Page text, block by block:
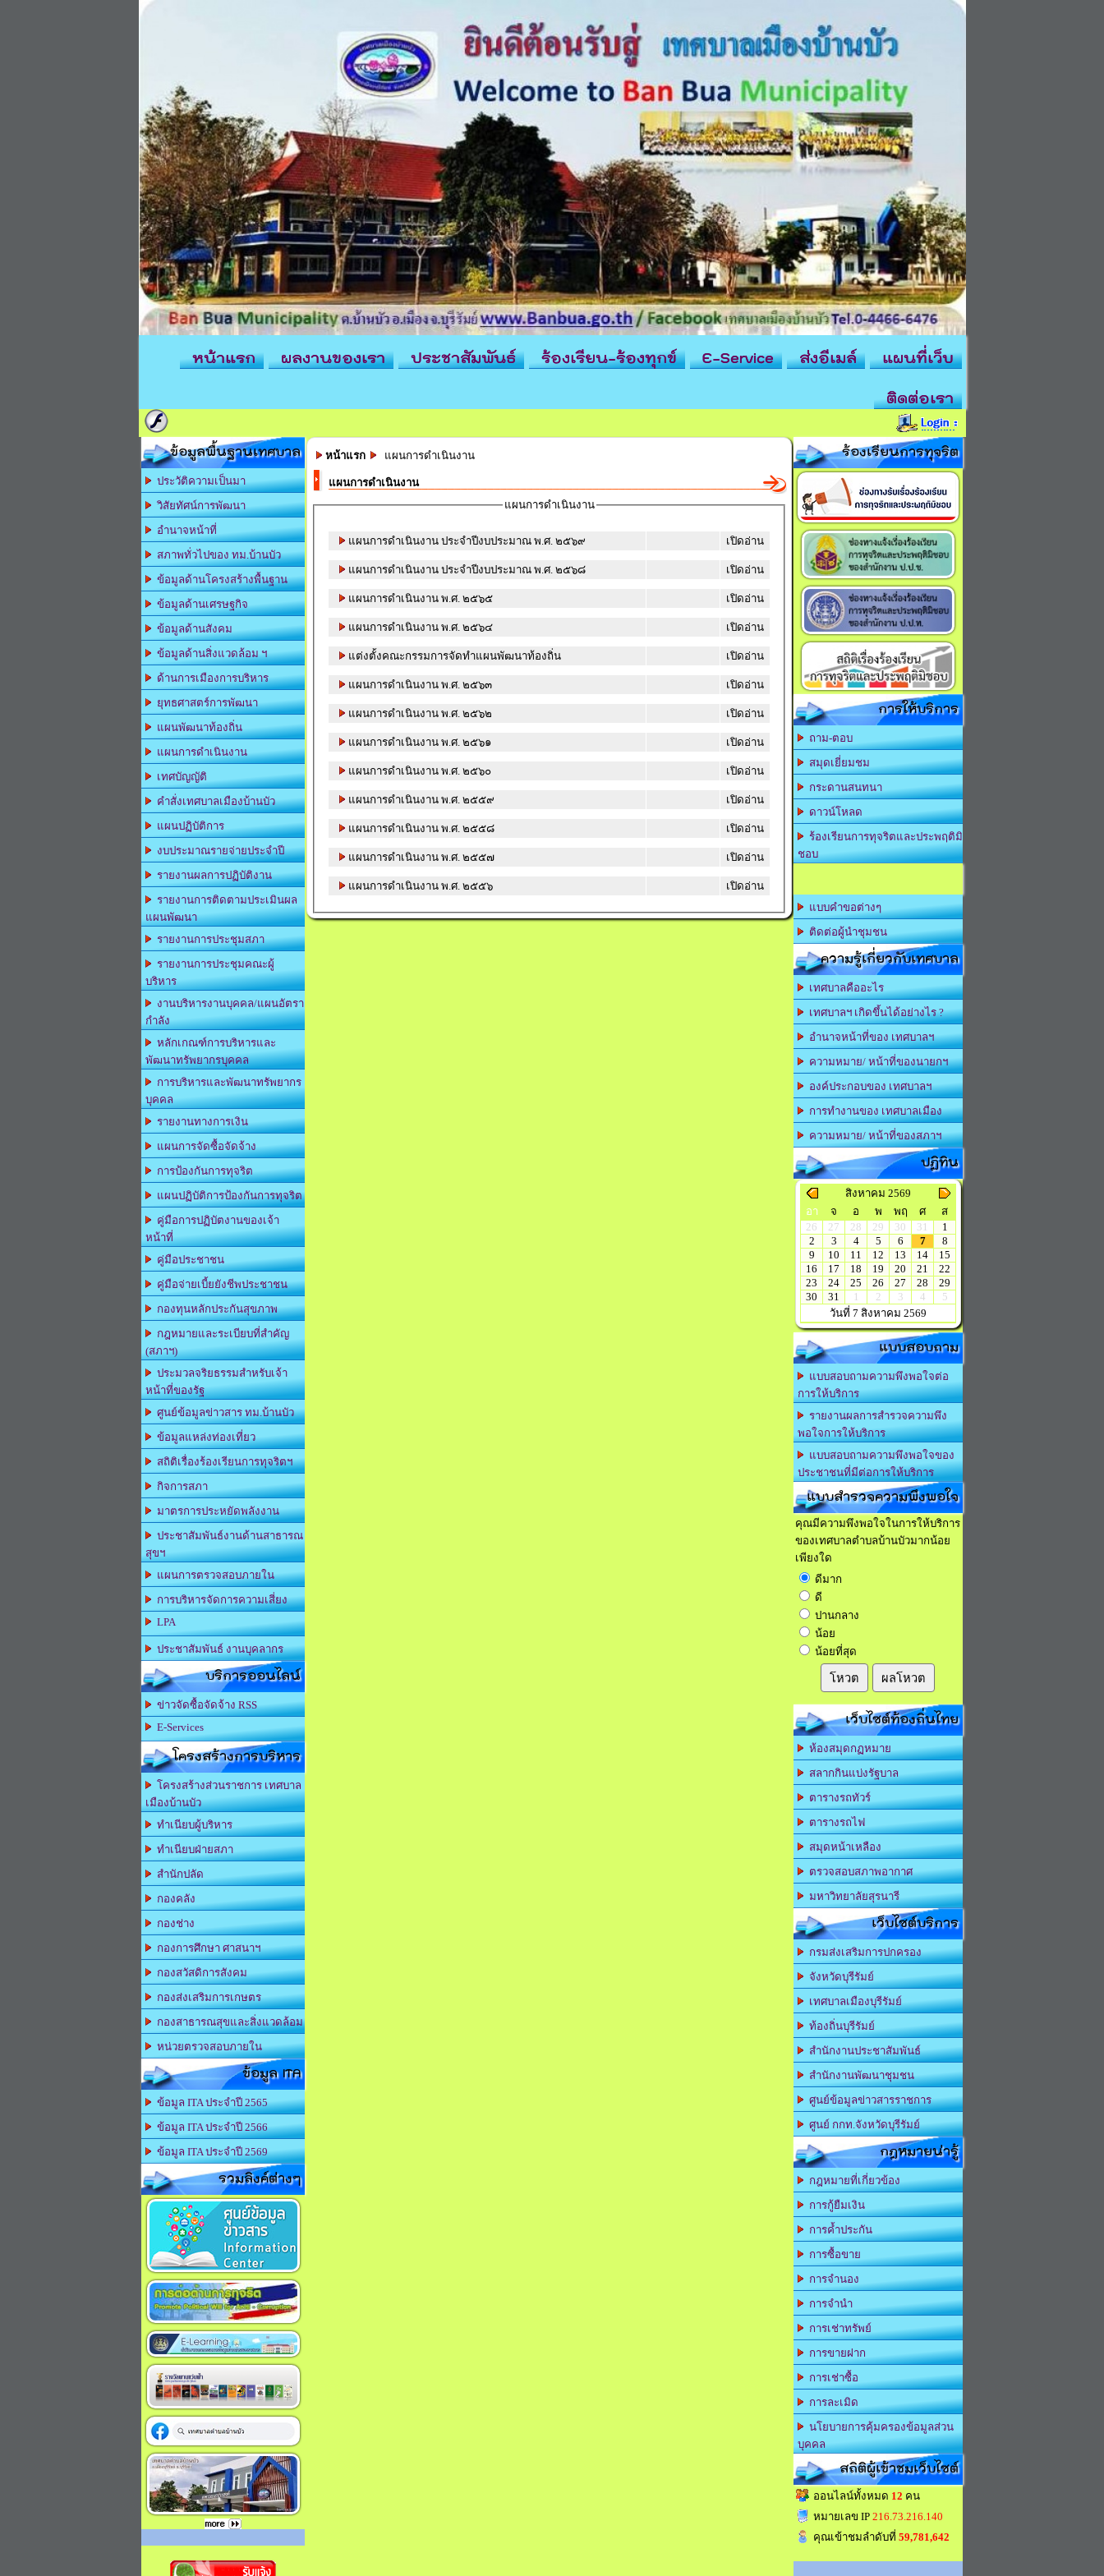
หน้าแรก ผลงานของเรา ประชาสัมพันธ์ ร้องเรียน-ร้องทุกข์ E-Service ส่งอีเมล์
แผนที่เว็บ
ติดต่อเรา
ข้อมูลพื้นฐานเทศบาล
ประวัติความเป็นมา
วิสัยทัศน์การพัฒนา
อำนาจหน้าที่
สภาพทั่วไปของ ทม.บ้านบัว
ข้อมูลด้านโครงสร้างพื้นฐาน
ข้อมูลด้านเศรษฐกิจ
ข้อมูลด้านสังคม
ข้อมูลด้านสิ่งแวดล้อม ฯ
ด้านการเมืองการบริหาร
ยุทธศาสตร์การพัฒนา
แผนพัฒนาท้องถิ่น
แผนการดำเนินงาน
เทศบัญญัติ
คำสั่งเทศบาลเมืองบ้านบัว
แผนปฏิบัติการ
งบประมาณรายจ่ายประจำปี
รายงานผลการปฏิบัติงาน
รายงานการติดตามประเมินผล
แผนพัฒนา
รายงานการประชุมสภา
รายงานการประชุมคณะผู้
บริหาร
งานบริหารงานบุคคล/แผนอัตรา
กำลัง
หลักเกณฑ์การบริหารและ
พัฒนาทรัพยากรบุคคล
การบริหารและพัฒนาทรัพยากร
บุคคล
รายงานทางการเงิน
แผนการจัดซื้อจัดจ้าง
การป้องกันการทุจริต
แผนปฏิบัติการป้องกันการทุจริต
คู่มือการปฏิบัตงานของเจ้า
หน้าที่
คู่มือประชาชน
คู่มือจ่ายเบี้ยยังชีพประชาชน
กองทุนหลักประกันสุขภาพ
กฎหมายและระเบียบที่สำคัญ
(สภาฯ)
ประมวลจริยธรรมสำหรับเจ้า
หน้าที่ของรัฐ
ศูนย์ข้อมูลข่าวสาร ทม.บ้านบัว
ข้อมูลแหล่งท่องเที่ยว
สถิติเรื่องร้องเรียนการทุจริตฯ
กิจการสภา
มาตรการประหยัดพลังงาน
ประชาสัมพันธ์งานด้านสาธารณ
สุขฯ
แผนการตรวจสอบภายใน
การบริหารจัดการความเสี่ยง
LPA
ประชาสัมพันธ์ งานบุคลากร
บริการออนไลน์
ข่าวจัดซื้อจัดจ้าง RSS
E-Services
โครงสร้างการบริหาร
โครงสร้างส่วนราชการ เทศบาล
เมืองบ้านบัว
ทำเนียบผู้บริหาร
ทำเนียบฝ่ายสภา
สำนักปลัด
กองคลัง
กองช่าง
กองการศึกษา ศาสนาฯ
กองสวัสดิการสังคม
กองส่งเสริมการเกษตร
กองสาธารณสุขและสิ่งแวดล้อม
หน่วยตรวจสอบภายใน
ข้อมูล ITA
ข้อมูล ITA ประจำปี 2565
ข้อมูล ITA ประจำปี 2566
ข้อมูล ITA ประจำปี 2569
รวมลิงค์ต่างๆ
หน้าแรก แผนการดำเนินงาน
แผนการดำเนินงาน
แผนการดำเนินงาน
แผนการดำเนินงาน ประจำปีงบประมาณ พ.ศ. ๒๕๖๙ เปิดอ่าน
แผนการดำเนินงาน ประจำปีงบประมาณ พ.ศ. ๒๕๖๘ เปิดอ่าน
แผนการดำเนินงาน พ.ศ. ๒๕๖๕ เปิดอ่าน
แผนการดำเนินงาน พ.ศ. ๒๕๖๔ เปิดอ่าน
แต่งตั้งคณะกรรมการจัดทำแผนพัฒนาท้องถิ่น เปิดอ่าน
แผนการดำเนินงาน พ.ศ. ๒๕๖๓ เปิดอ่าน
แผนการดำเนินงาน พ.ศ. ๒๕๖๒ เปิดอ่าน
แผนการดำเนินงาน พ.ศ. ๒๕๖๑ เปิดอ่าน
แผนการดำเนินงาน พ.ศ. ๒๕๖๐ เปิดอ่าน
แผนการดำเนินงาน พ.ศ. ๒๕๕๙ เปิดอ่าน
แผนการดำเนินงาน พ.ศ. ๒๕๕๘ เปิดอ่าน
แผนการดำเนินงาน พ.ศ. ๒๕๕๗ เปิดอ่าน
แผนการดำเนินงาน พ.ศ. ๒๕๕๖ เปิดอ่าน
ร้องเรียนการทุจริต
การให้บริการ
ถาม-ตอบ
สมุดเยี่ยมชม
กระดานสนทนา
ดาวน์โหลด
ร้องเรียนการทุจริตและประพฤติมิ
ชอบ
แบบคำขอต่างๆ
ติดต่อผู้นำชุมชน
ความรู้เกี่ยวกับเทศบาล
เทศบาลคืออะไร
เทศบาลฯ เกิดขึ้นได้อย่างไร ?
อำนาจหน้าที่ของ เทศบาลฯ
ความหมาย/ หน้าที่ของนายกฯ
องค์ประกอบของ เทศบาลฯ
การทำงานของ เทศบาลเมือง
ความหมาย/ หน้าที่ของสภาฯ
ปฏิทิน
สิงหาคม 2569
อา
จ อ พ พฤ ศ
ส
26
27 28 29 30 31
1
2
3 4 5 6 7
8
9
10 11 12 13 14
15
16
17 18 19 20 21
22
23
24 25 26 27 28
29
30
31 1 2 3 4
5
วันที่ 7 สิงหาคม 2569
แบบสอบถาม
แบบสอบถามความพึงพอใจต่อ
การให้บริการ
รายงานผลการสำรวจความพึง
พอใจการให้บริการ
แบบสอบถามความพึงพอใจของ
ประชาชนที่มีต่อการให้บริการ
แบบสำรวจความพึงพอใจ
คุณมีความพึงพอใจในการให้บริการ
ของเทศบาลตำบลบ้านบัวมากน้อย
เพียงใด
ดีมาก
ดี
ปานกลาง
น้อย
น้อยที่สุด
โหวต ผลโหวต
เว็บไซต์ท้องถิ่นไทย
ห้องสมุดกฏหมาย
สลากกินแบ่งรัฐบาล
ตารางรถทัวร์
ตารางรถไฟ
สมุดหน้าเหลือง
ตรวจสอบสภาพอากาศ
มหาวิทยาลัยสุรนารี
เว็บไซต์บริการ
กรมส่งเสริมการปกครอง
จังหวัดบุรีรัมย์
เทศบาลเมืองบุรีรัมย์
ท้องถิ่นบุรีรัมย์
สำนักงานประชาสัมพันธ์
สำนักงานพัฒนาชุมชน
ศูนย์ข้อมูลข่าวสารราชการ
ศูนย์ กกท.จังหวัดบุรีรัมย์
กฎหมายน่ารู้
กฎหมายที่เกี่ยวข้อง
การกู้ยืมเงิน
การค้ำประกัน
การซื้อขาย
การจำนอง
การจำนำ
การเช่าทรัพย์
การขายฝาก
การเช่าซื้อ
การละเมิด
นโยบายการคุ้มครองข้อมูลส่วน
บุคคล
สถิติผู้เข้าชมเว็บไซต์
ออนไลน์ทั้งหมด 12 คน
หมายเลข IP 216.73.216.140
คุณเข้าชมลำดับที่ 59,781,642